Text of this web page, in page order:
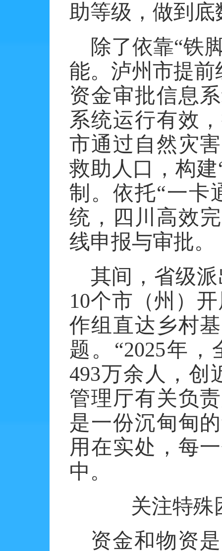
助等级，做到
除了依靠“铁
能。泸州市提前
资金审批信息
系统运行有效
市通过自然灾
救助人口，构
制。依托“一卡
统，四川高效
线申报与审批。
其间，省级
10个市（州）
作组直达乡村
题。“2025年
493万余人，创
管理厅有关负
是一份沉甸甸
用在实处，每
中。
关注特殊
资金和物资